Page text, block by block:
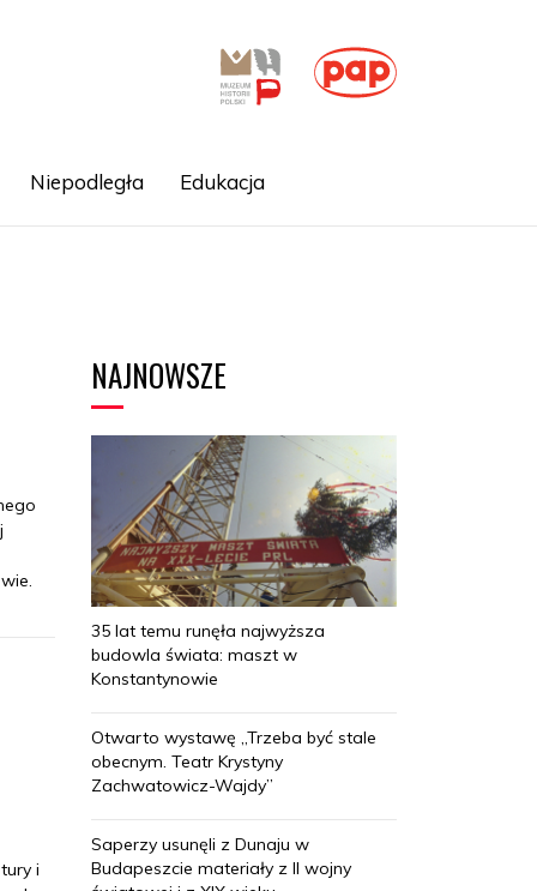
Niepodległa Edukacja
i
NAJNOWSZE
35 lat temu runęła najwyższa
budowla świata: maszt w
Konstantynowie
Otwarto wystawę „Trzeba być stale
obecnym. Teatr Krystyny
Zachwatowicz-Wajdy”
Saperzy usunęli z Dunaju w
Budapeszcie materiały z II wojny